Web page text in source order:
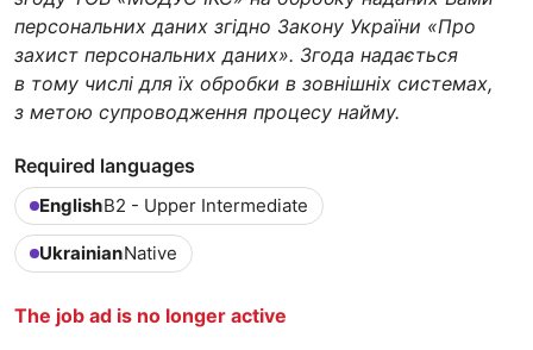
персональних даних згідно Закону України «Про
захист персональних даних». Згода надається
в тому числі для їх обробки в зовнішніх системах,
з метою супроводження процесу найму.
Required languages
EnglishB2 - Upper Intermediate
UkrainianNative
The job ad is no longer active